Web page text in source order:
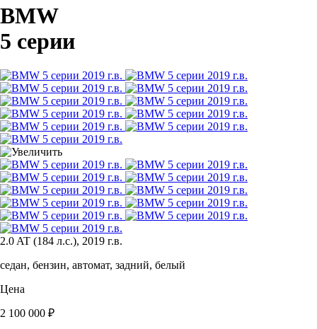
BMW
5 серии
2.0 AT (184 л.с.), 2019 г.в.
седан, бензин, автомат, задний, белый
Цена
2 100 000 ₽